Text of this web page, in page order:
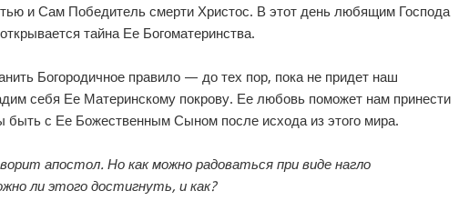
и Сам Победитель смерти Христос. В этот день любящим Господа
тайна Ее Богоматеринства.
Богородичное правило — до тех пор, пока не придет наш
себя Ее Материнскому покрову. Ее любовь поможет нам принести
быть с Ее Божественным Сыном после исхода из этого мира.
апостол. Но как можно радоваться при виде нагло
ли этого достигнуть, и как?